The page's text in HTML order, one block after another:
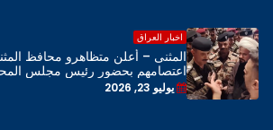
اخبار العراق
المثنى – أعلن متظاهرو محافظ
اعتصامهم بحضور رئيس مجلس
يوليو 23, 2026